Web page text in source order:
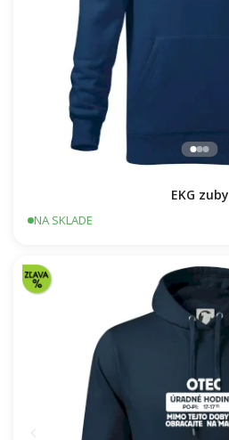
EKG zuby
NA SKLADE